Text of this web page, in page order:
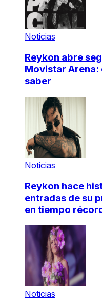
Noticias
Reykon abre
Movistar Arena:
saber
Noticias
Reykon hace
entradas de su
en tiempo
Noticias